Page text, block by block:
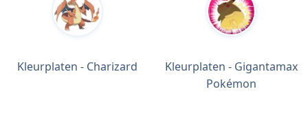
Kleurplaten - Charizard
Kleurplaten - Gigantamax
Pokémon